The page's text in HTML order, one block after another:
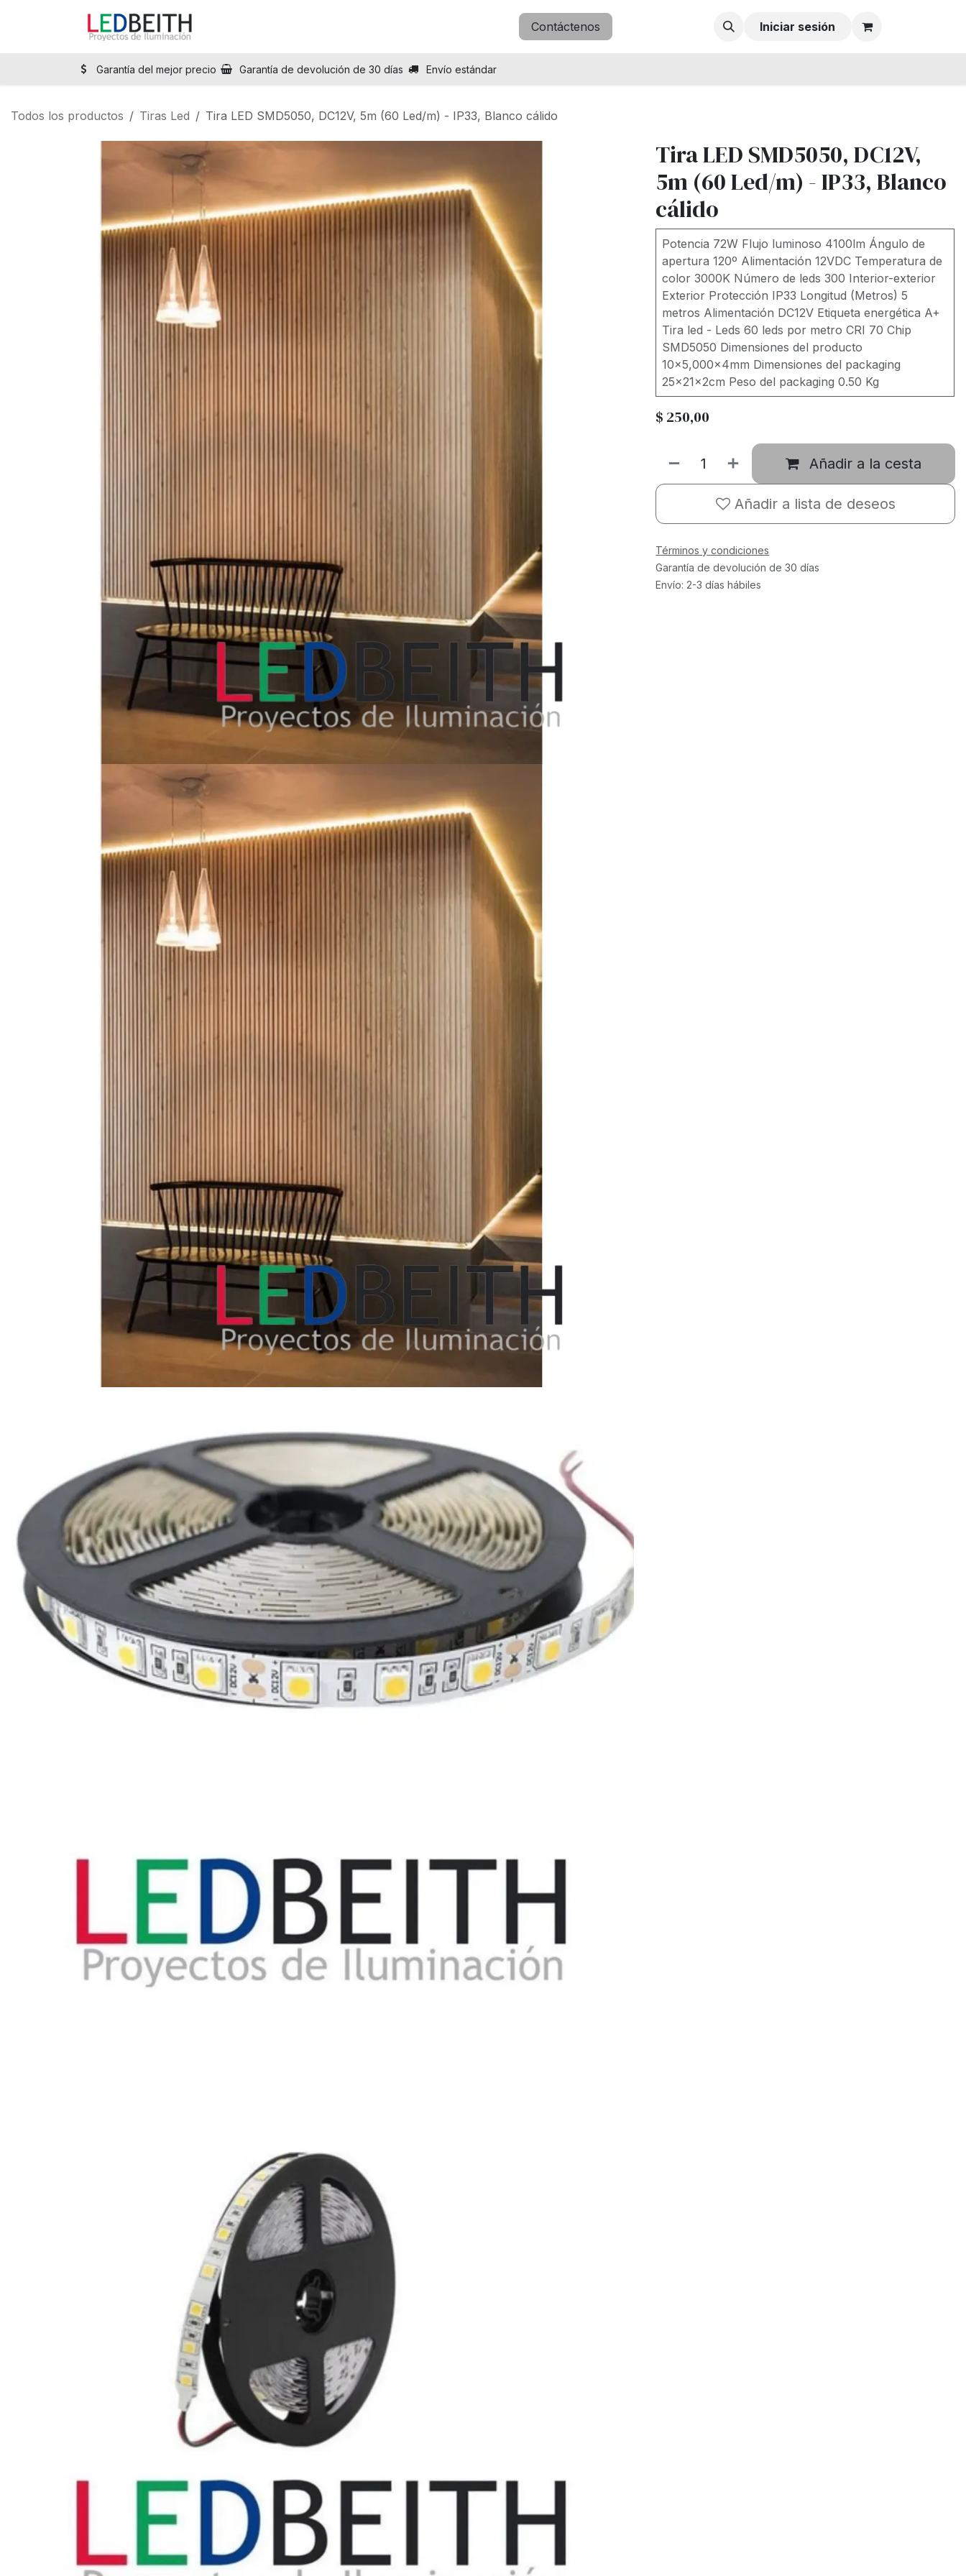
Contáctenos Iniciar sesión
Garantía del mejor precio Garantía de devolución de 30 días Envío estándar
Todos los productos Tiras Led Tira LED SMD5050, DC12V, 5m (60 Led/m) - IP33, Blanco cálido
Tira LED SMD5050, DC12V,
5m (60 Led/m) - IP33, Blanco
cálido
Potencia 72W Flujo luminoso 4100lm Ángulo de
apertura 120º Alimentación 12VDC Temperatura de
color 3000K Número de leds 300 Interior-exterior
Exterior Protección IP33 Longitud (Metros) 5
metros Alimentación DC12V Etiqueta energética A+
Tira led - Leds 60 leds por metro CRI 70 Chip
SMD5050 Dimensiones del producto
10x5,000x4mm Dimensiones del packaging
25x21x2cm Peso del packaging 0.50 Kg
$ 250,00
Añadir a la cesta
Añadir a lista de deseos
Términos y condiciones
Garantía de devolución de 30 días
Envío: 2-3 días hábiles